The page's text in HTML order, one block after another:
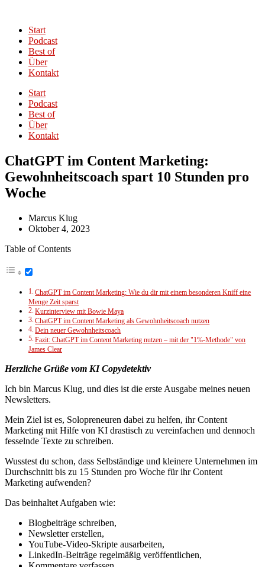
Start
Podcast
Best of
Über
Kontakt
Start
Podcast
Best of
Über
Kontakt
ChatGPT im Content Marketing:
Gewohnheitscoach spart 10 Stunden pro
Woche
Marcus Klug
Oktober 4, 2023
Table of Contents
ChatGPT im Content Marketing: Wie du dir mit einem besonderen Kniff eine
Menge Zeit sparst
Kurzinterview mit Bowie Maya
ChatGPT im Content Marketing als Gewohnheitscoach nutzen
Dein neuer Gewohnheitscoach
Fazit: ChatGPT im Content Marketing nutzen – mit der "1%-Methode" von
James Clear
Herzliche Grüße vom KI Copydetektiv
Ich bin Marcus Klug, und dies ist die erste Ausgabe meines neuen
Newsletters.
Mein Ziel ist es, Solopreneuren dabei zu helfen, ihr Content
Marketing mit Hilfe von KI drastisch zu vereinfachen und dennoch
fesselnde Texte zu schreiben.
Wusstest du schon, dass Selbständige und kleinere Unternehmen im
Durchschnitt bis zu 15 Stunden pro Woche für ihr Content
Marketing aufwenden?
Das beinhaltet Aufgaben wie:
Blogbeiträge schreiben,
Newsletter erstellen,
YouTube-Video-Skripte ausarbeiten,
LinkedIn-Beiträge regelmäßig veröffentlichen,